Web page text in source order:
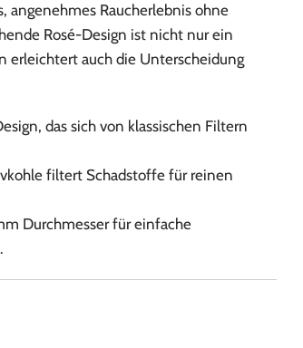
angenehmes Raucherlebnis ohne
Rosé-Design ist nicht nur ein
erleichtert auch die Unterscheidung
das sich von klassischen Filtern
filtert Schadstoffe für reinen
Durchmesser für einfache